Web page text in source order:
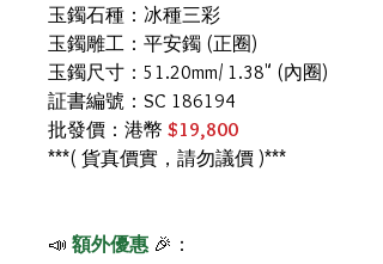
玉鐲石種：冰種三彩
玉鐲雕工：平安鐲 (正圈)
玉鐲尺寸：51.20mm/ 1.38" (內圈)
証書編號：SC 186194
批發價：港幣 $19,800
***( 貨真價實，請勿議價 )***
📣 額外優惠 🎉：